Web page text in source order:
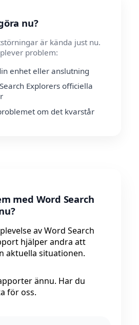
nu?
är kända just nu.
problem:
enhet eller anslutning
Explorers officiella
om det kvarstår
med Word Search
av Word Search
hjälper andra att
aktuella situationen.
ännu. Har du
för oss.